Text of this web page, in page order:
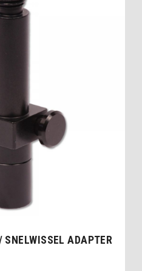
SNELWISSEL ADAPTER